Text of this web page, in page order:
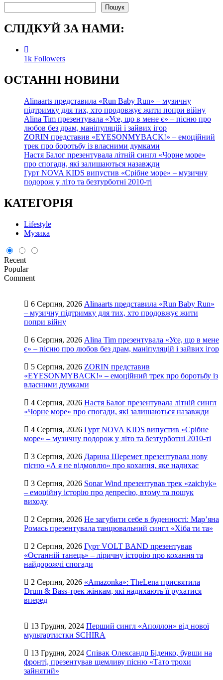
Пошук
СЛІДКУЙ ЗА НАМИ:
1k Followers
ОСТАННІ НОВИНИ
Alinaarts представила «Run Baby Run» – музичну
підтримку для тих, хто продовжує жити попри війну
Alina Tim презентувала «Усе, що в мене є» – пісню про
любов без драм, маніпуляцій і зайвих ігор
ZORIN представив «EYESONMYBACK!» – емоційний
трек про боротьбу із власними думками
Настя Балог презентувала літній сингл «Чорне море»
про спогади, які залишаються назавжди
Гурт NOVA KIDS випустив «Срібне море» – музичну
подорож у літо та безтурботні 2010-ті
КАТЕГОРІЯ
Lifestyle
Музика
Recent
Popular
Comment
6 Серпня, 2026 Alinaarts представила «Run Baby Run»
– музичну підтримку для тих, хто продовжує жити
попри війну
6 Серпня, 2026 Alina Tim презентувала «Усе, що в мене
є» – пісню про любов без драм, маніпуляцій і зайвих ігор
5 Серпня, 2026 ZORIN представив
«EYESONMYBACK!» – емоційний трек про боротьбу із
власними думками
4 Серпня, 2026 Настя Балог презентувала літній сингл
«Чорне море» про спогади, які залишаються назавжди
4 Серпня, 2026 Гурт NOVA KIDS випустив «Срібне
море» – музичну подорож у літо та безтурботні 2010-ті
3 Серпня, 2026 Дарина Шеремет презентувала нову
пісню «А я не відмовлю» про кохання, яке надихає
3 Серпня, 2026 Sonar Wind презентував трек «zaichyk»
– емоційну історію про депресію, втому та пошук
виходу
2 Серпня, 2026 Не загубити себе в буденності: Мар’яна
Ромась презентувала танцювальний сингл «Хіба ти та»
2 Серпня, 2026 Гурт VOLT BAND презентував
«Останній танець» – ліричну історію про кохання та
найдорожчі спогади
2 Серпня, 2026 «Amazonka»: TheLena присвятила
Drum & Bass-трек жінкам, які надихають її рухатися
вперед
13 Грудня, 2024 Перший сингл «Аполлон» від нової
мультартистки SCHIRA
13 Грудня, 2024 Співак Олександр Біденко, бувши на
фронті, презентував щемливу пісню «Тато трохи
зайнятий»